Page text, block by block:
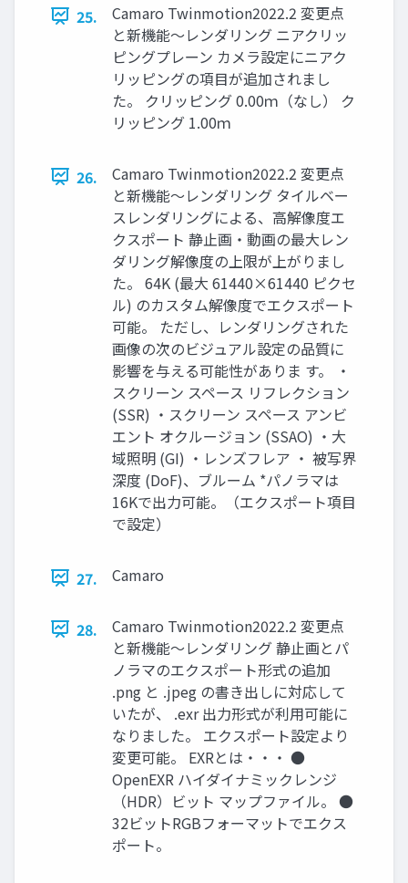
25.
Camaro Twinmotion2022.2 変更点
と新機能～レンダリング ニアクリッ
ピングプレーン カメラ設定にニアク
リッピングの項目が追加されまし
た。 クリッピング 0.00ｍ（なし） ク
リッピング 1.00ｍ
26.
Camaro Twinmotion2022.2 変更点
と新機能～レンダリング タイルベー
スレンダリングによる、高解像度エ
クスポート 静止画・動画の最大レン
ダリング解像度の上限が上がりまし
た。 64K (最大 61440×61440 ピクセ
ル) のカスタム解像度でエクスポート
可能。 ただし、レンダリングされた
画像の次のビジュアル設定の品質に
影響を与える可能性がありま す。 ・
スクリーン スペース リフレクション
(SSR) ・スクリーン スペース アンビ
エント オクルージョン (SSAO) ・大
域照明 (GI) ・レンズフレア ・ 被写界
深度 (DoF)、ブルーム *パノラマは
16Kで出力可能。（エクスポート項目
で設定）
27. Camaro
28.
Camaro Twinmotion2022.2 変更点
と新機能～レンダリング 静止画とパ
ノラマのエクスポート形式の追加
.png と .jpeg の書き出しに対応して
いたが、 .exr 出力形式が利用可能に
なりました。 エクスポート設定より
変更可能。 EXRとは・・・ ●
OpenEXR ハイダイナミックレンジ
（HDR）ビット マップファイル。 ●
32ビットRGBフォーマットでエクス
ポート。